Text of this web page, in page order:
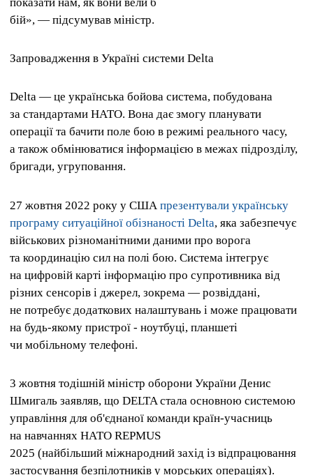
бій», — підсумував міністр.
Запровадження в Україні системи Delta
Delta — це українська бойова система, побудована
за стандартами НАТО. Вона дає змогу планувати
операції та бачити поле бою в режимі реального часу,
а також обмінюватися інформацією в межах підрозділу,
бригади, угруповання.
27 жовтня 2022 року у США презентували українську
програму ситуаційної обізнаності Delta, яка забезпечує
військових різноманітними даними про ворога
та координацію сил на полі бою. Система інтегрує
на цифровій карті інформацію про супротивника від
різних сенсорів і джерел, зокрема — розвіддані,
не потребує додаткових налаштувань і може працювати
на будь-якому пристрої - ноутбуці, планшеті
чи мобільному телефоні.
3 жовтня тодішній міністр оборони України Денис
Шмигаль заявляв, що DELTA стала основною системою
управління для об'єднаної команди країн-учасниць
на навчаннях НАТО REPMUS
2025 (найбільший міжнародний захід із відпрацювання
застосування безпілотників у морських операціях).